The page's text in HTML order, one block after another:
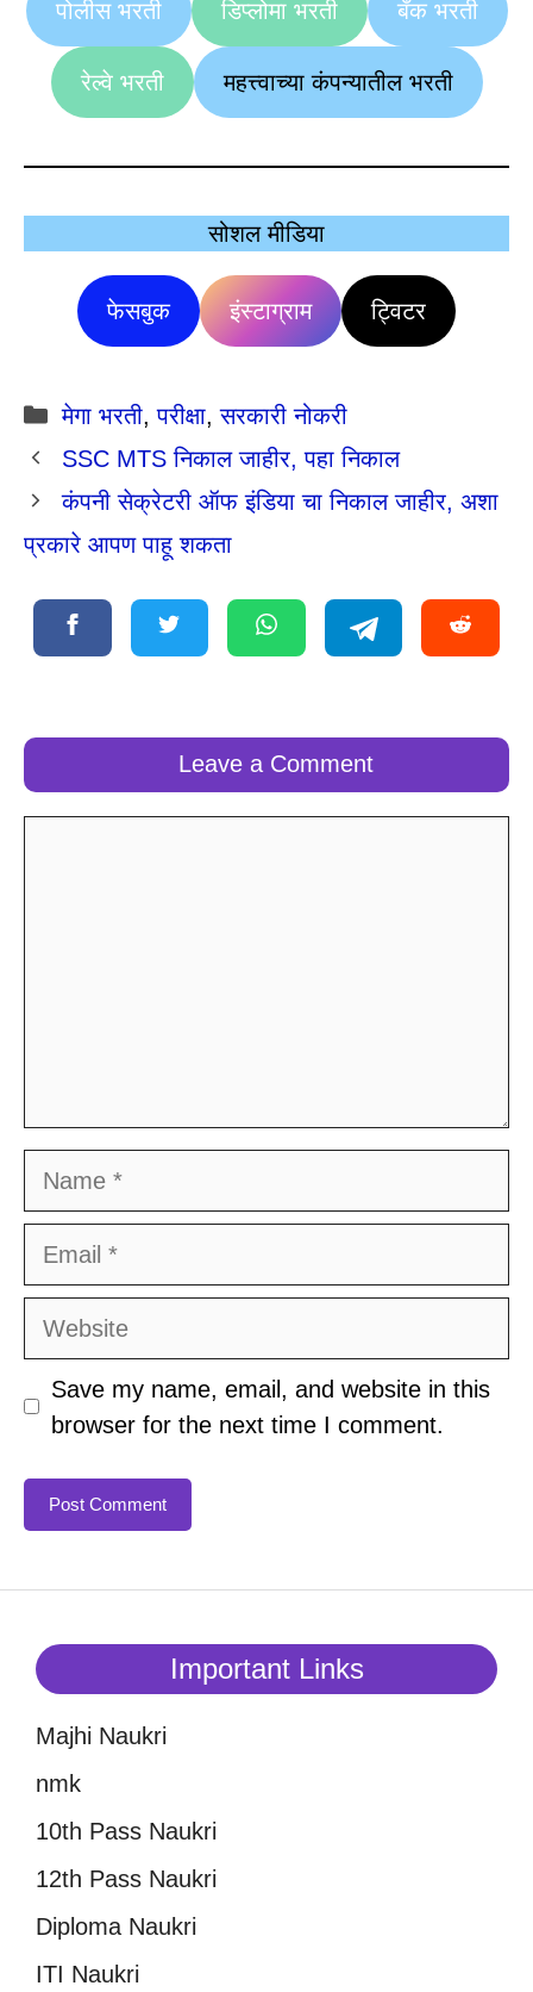
पोलीस भरती डिप्लोमा भरती बँक भरती
रेल्वे भरती महत्त्वाच्या कंपन्यातील भरती
सोशल मीडिया
फेसबुक इंस्टाग्राम ट्विटर
Categories
मेगा भरती,परीक्षा,सरकारी नोकरी
SSC MTS निकाल जाहीर, पहा निकाल
कंपनी सेक्रेटरी ऑफ इंडिया चा निकाल जाहीर, अशा
प्रकारे आपण पाहू शकता
Leave a Comment
Name
Email
Website
Save my name, email, and website in this
browser for the next time I comment.
Important Links
Majhi Naukri
nmk
10th Pass Naukri
12th Pass Naukri
Diploma Naukri
ITI Naukri